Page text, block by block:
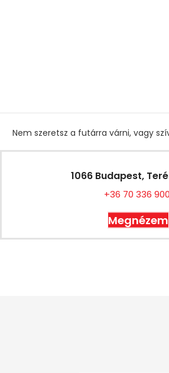
Nem szeretsz a futárra várni, vagy
1066 Budapest,
+36 70 336
Megnézem